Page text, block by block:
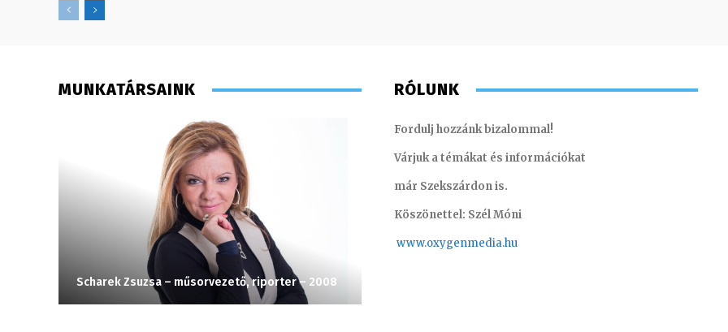
MUNKATÁRSAINK
Scharek Zsuzsa – műsorvezető, riporter – 2008
RÓLUNK
Fordulj hozzánk bizalommal!
Várjuk a témákat és információkat
már Szekszárdon is.
Köszönettel: Szél Móni
www.oxygenmedia.hu